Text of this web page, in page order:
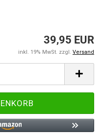
39,95 EUR
inkl. 19% MwSt. zzgl. Versand